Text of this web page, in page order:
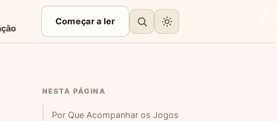
Começar a ler
NESTA PÁGINA
Por Que Acompanhar os Jogos